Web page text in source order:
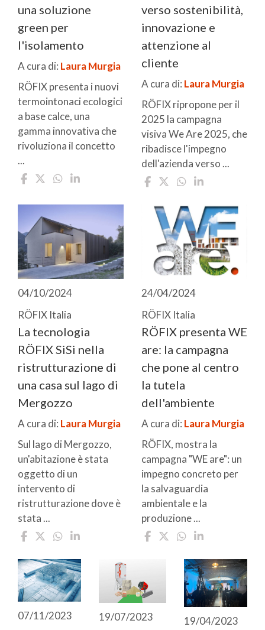
una soluzione
green per
l'isolamento
A cura di: Laura Murgia
RÖFIX presenta i nuovi
termointonaci ecologici
a base calce, una
gamma innovativa che
rivoluziona il concetto
...
verso sostenibilità,
innovazione e
attenzione al
cliente
A cura di: Laura Murgia
RÖFIX ripropone per il
2025 la campagna
visiva We Are 2025, che
ribadisce l'impegno
dell'azienda verso ...
04/10/2024
RÖFIX Italia
La tecnologia
RÖFIX SiSi nella
ristrutturazione di
una casa sul lago di
Mergozzo
A cura di: Laura Murgia
Sul lago di Mergozzo,
un'abitazione è stata
oggetto di un
intervento di
ristrutturazione dove è
stata ...
24/04/2024
RÖFIX Italia
RÖFIX presenta WE
are: la campagna
che pone al centro
la tutela
dell'ambiente
A cura di: Laura Murgia
RÖFIX, mostra la
campagna "WE are": un
impegno concreto per
la salvaguardia
ambientale e la
produzione ...
07/11/2023 19/07/2023 19/04/2023